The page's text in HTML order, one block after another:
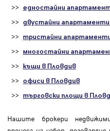
>> едностайни
>> двустайни
>> тристайни
>> многостайни
>> къщи в Пловдив
>> офиси в Пловдив
>> търговски площи в
Нашите брокери